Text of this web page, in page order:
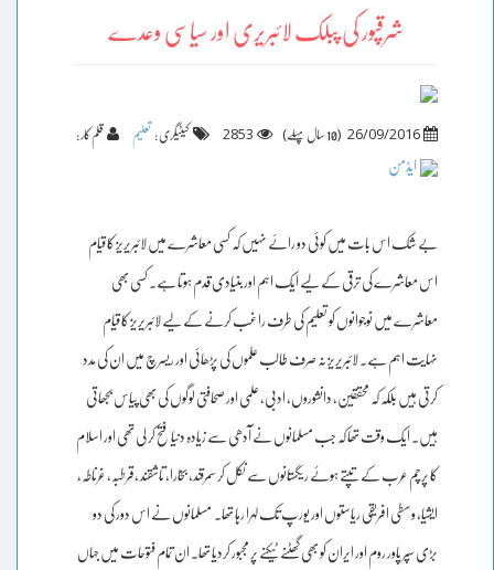
شرقپور کی پبلک لائبریری اور سیاسی وعدے
26/09/2016
(10 سال پہلے )
2853 کیٹیگری : تعلیم قلم کار :
ایڈمن
بے شک اس بات میں کوئی دو رائے نہیں کہ کسی معاشرے میں لائبریریز کا قیام
اس معاشرے کی ترقی کے لیے ایک اہم اور بنیادی قدم ہوتا ہے۔ کسی بھی
معاشرے میں نوجوانوں کو تعلیم کی طرف راغب کرنے کے لیے لائبریریز کا قیام
نہایت اہم ہے۔ لائبریریز نہ صرف طالب علموں کی پڑھائی اور ریسرچ میں ان کی مدد
کرتی ہیں بلکہ کہ محققین، دانشوروں، ادبی، علمی اور صحافتی لوگوں کی بھی پیاس بجھاتی
ہیں۔ ایک وقت تھا کہ جب مسلمانوں نے آدھی سے زیادہ دنیا فتح کر لی تھی اور اسلام
کا پرچم عرب کے تپتے ہوئے ریگستانوں سے نکل کر سمرقند، بخارا، تاشقند ،قرطبہ، غرناطہ،
ایشیا، وسطی افریقی ریاستوں اور یورپ تک لہرا رہا تھا۔ مسلمانوں نے اس دور کی دو
بڑی سپر پاور روم اور ایران کو بھی گھٹنے ٹیکنے پر مجبور کردیا تھا۔ ان تمام فتوحات میں جہاں